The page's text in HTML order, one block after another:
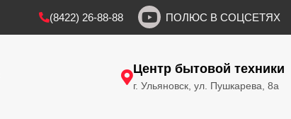
(8422) 26-88-88 ПОЛЮС В СОЦСЕТЯХ
Центр бытовой техники
г. Ульяновск, ул. Пушкарева, 8а